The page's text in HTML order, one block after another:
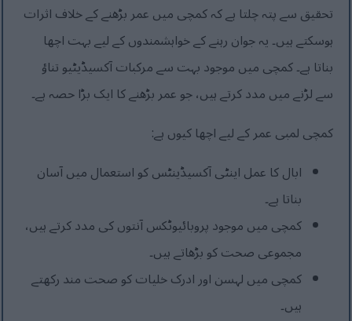
تحقیق سے پتہ چلتا ہے کہ کمچی میں عمر بڑھنے کے خلاف اثرات
ہوسکتے ہیں۔ یہ جوان رہنے کے خواہشمندوں کے لیے بہت اچھا
بناتا ہے۔ کمچی میں موجود بہت سے مرکبات آکسیڈیٹیو تناؤ
سے لڑنے میں مدد کرتے ہیں، جو عمر بڑھنے کا ایک بڑا حصہ ہے۔
کمچی لمبی عمر کے لیے اچھا کیوں ہے:
ابال کا عمل اینٹی آکسیڈینٹس کو استعمال میں آسان
بناتا ہے۔
کمچی میں موجود پروبائیوٹکس آنتوں کی مدد کرتے ہیں،
مجموعی صحت کو بڑھاتے ہیں۔
کمچی میں لہسن اور ادرک خلیات کو صحت مند رکھتے
ہیں۔